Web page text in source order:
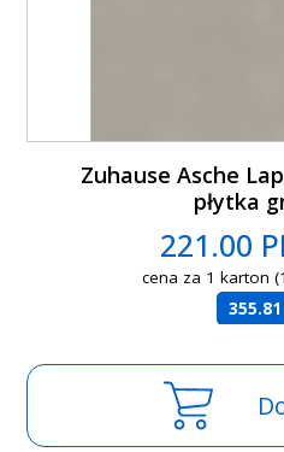
Zuhause Asche
płytka
221.00
cena za 1 karton